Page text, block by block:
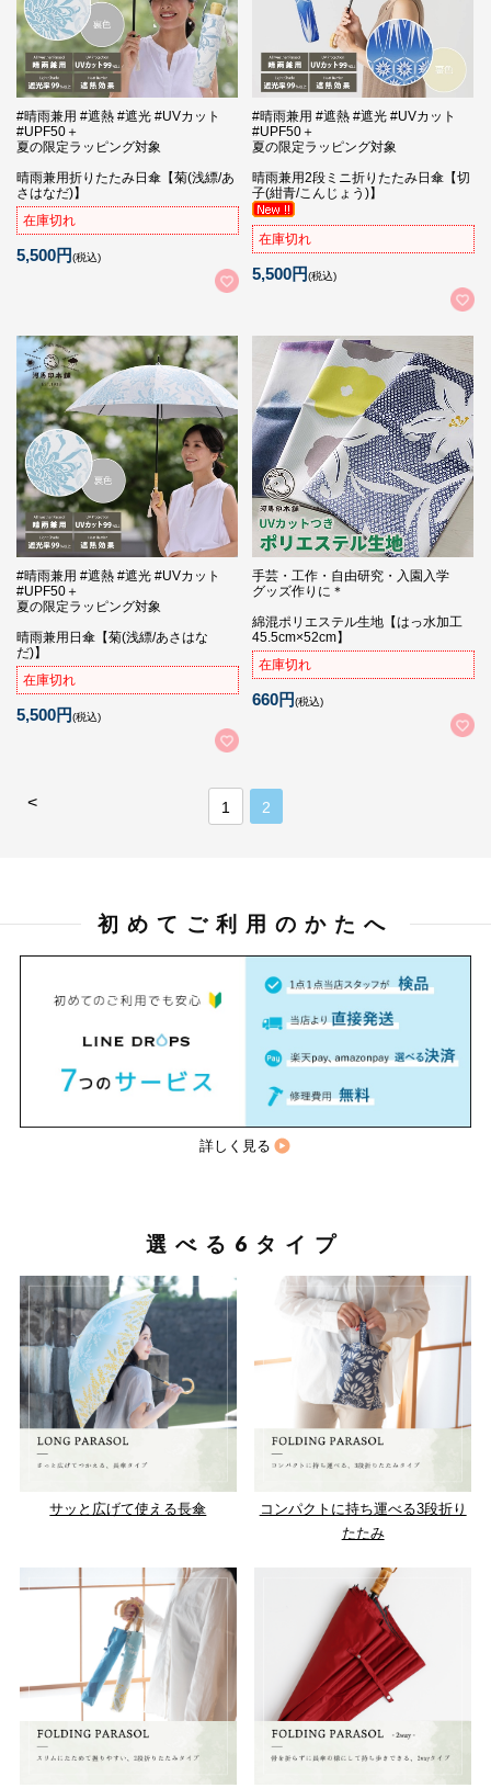
#晴雨兼用 #遮熱 #遮光 #UVカット
#UPF50＋
夏の限定ラッピング対象
晴雨兼用折りたたみ日傘【菊(浅縹/あ
さはなだ)】
在庫切れ
5,500円(税込)
#晴雨兼用 #遮熱 #遮光 #UVカット
#UPF50＋
夏の限定ラッピング対象
晴雨兼用2段ミニ折りたたみ日傘【切
子(紺青/こんじょう)】
在庫切れ
5,500円(税込)
#晴雨兼用 #遮熱 #遮光 #UVカット
#UPF50＋
夏の限定ラッピング対象
晴雨兼用日傘【菊(浅縹/あさはな
だ)】
在庫切れ
5,500円(税込)
手芸・工作・自由研究・入園入学
グッズ作りに＊
綿混ポリエステル生地【はっ水加工
45.5cm×52cm】
在庫切れ
660円(税込)
< 1 2
初めてご利用のかたへ
詳しく見る
選べる6タイプ
サッと広げて使える長傘
コンパクトに持ち運べる3段折り
たたみ